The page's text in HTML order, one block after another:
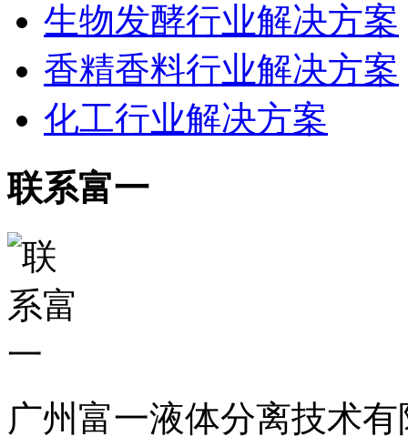
生物发酵行业解决方案
香精香料行业解决方案
化工行业解决方案
联系富一
广州富一液体分离技术